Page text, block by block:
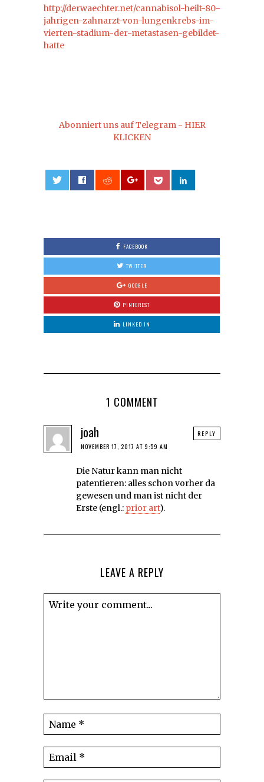
http://derwaechter.net/cannabisol-heilt-80-
jahrigen-zahnarzt-von-lungenkrebs-im-
vierten-stadium-der-metastasen-gebildet-
hatte
Abonniert uns auf Telegram - HIER
KLICKEN
FACEBOOK
TWITTER
GOOGLE
PINTEREST
LINKED IN
1 COMMENT
joah
NOVEMBER 17, 2017 AT 9:59 AM
Die Natur kann man nicht
patentieren: alles schon vorher da
gewesen und man ist nicht der
Erste (engl.: prior art).
REPLY
LEAVE A REPLY